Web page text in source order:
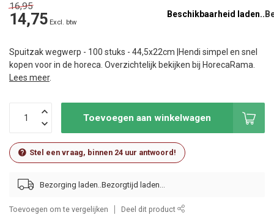
16,95
14,75 Excl. btw
Beschikbaarheid laden..
Spuitzak wegwerp - 100 stuks - 44,5x22cm |Hendi simpel en snel
kopen voor in de horeca. Overzichtelijk bekijken bij HorecaRama.
Lees meer.
Toevoegen aan winkelwagen
Stel een vraag, binnen 24 uur antwoord!
Bezorging laden..
Toevoegen om te vergelijken Deel dit product